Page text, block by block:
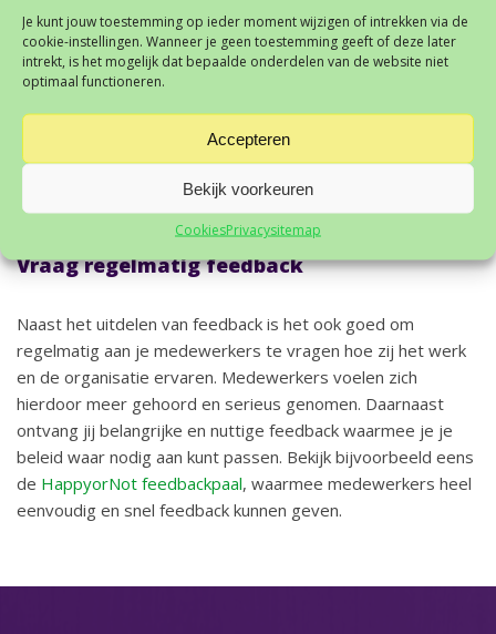
Je kunt jouw toestemming op ieder moment wijzigen of intrekken via de
cookie-instellingen. Wanneer je geen toestemming geeft of deze later
intrekt, is het mogelijk dat bepaalde onderdelen van de website niet
optimaal functioneren.
Accepteren
Bekijk voorkeuren
CookiesPrivacysitemap
De meeste mensen vinden het erg prettig om regelmatig
feedback te ontvangen. Wanneer je feedback krijgt, weet je
of je je werk goed doet en kun je jezelf blijven ontwikkelen
en verbeteren. Opbouwende feedback is erg nuttig, maar
vergeet ook niet om regelmatig positieve feedback te
geven. Dit verbetert de sfeer op de werkvloer en vergroot
het gevoel van waardering.
Vraag regelmatig feedback
Naast het uitdelen van feedback is het ook goed om
regelmatig aan je medewerkers te vragen hoe zij het werk
en de organisatie ervaren. Medewerkers voelen zich
hierdoor meer gehoord en serieus genomen. Daarnaast
ontvang jij belangrijke en nuttige feedback waarmee je je
beleid waar nodig aan kunt passen. Bekijk bijvoorbeeld eens
de HappyorNot feedbackpaal, waarmee medewerkers heel
eenvoudig en snel feedback kunnen geven.